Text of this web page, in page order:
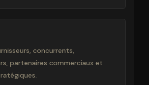
concurrents,
partenaires commerciaux et